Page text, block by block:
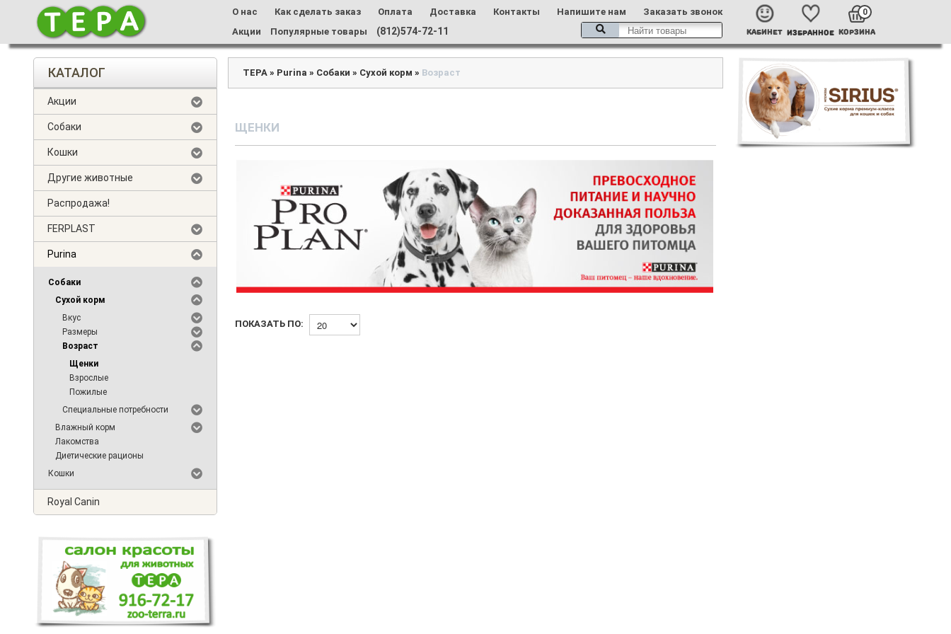
О нас Как сделать заказ Оплата Доставка Контакты Напишите нам
Заказать звонок
Акции
Популярные товары (812)574-72-11 КАБИНЕТ ИЗБРАННОЕ
0
КОРЗИНА
КАТАЛОГ
Акции
Собаки
Кошки
Другие животные
Распродажа!
FERPLAST
Purina
Собаки
Сухой корм
Вкус
Размеры
Возраст
Щенки
Взрослые
Пожилые
Специальные потребности
Влажный корм
Лакомства
Диетические рационы
Кошки
Royal Canin
ТЕРА » Purina » Собаки » Сухой корм » Возраст
ЩЕНКИ
ПОКАЗАТЬ ПО: